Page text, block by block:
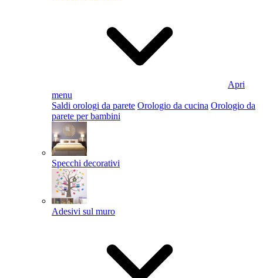
Apri
menu
Saldi orologi da parete Orologio da cucina Orologio da
parete per bambini
Specchi decorativi
Adesivi sul muro